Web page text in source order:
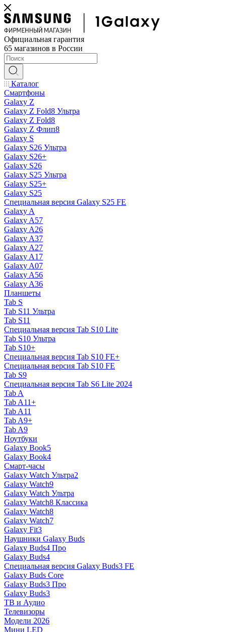
Официальная гарантия
65 магазинов в России
Каталог
Смартфоны
Galaxy Z
Galaxy Z Fold8 Ультра
Galaxy Z Fold8
Galaxy Z Флип8
Galaxy S
Galaxy S26 Ультра
Galaxy S26+
Galaxy S26
Galaxy S25 Ультра
Galaxy S25+
Galaxy S25
Специальная версия Galaxy S25 FE
Galaxy A
Galaxy A57
Galaxy A26
Galaxy A37
Galaxy A27
Galaxy A17
Galaxy A07
Galaxy A56
Galaxy A36
Планшеты
Tab S
Tab S11 Ультра
Tab S11
Специальная версия Tab S10 Lite
Tab S10 Ультра
Tab S10+
Специальная версия Tab S10 FE+
Специальная версия Tab S10 FE
Tab S9
Специальная версия Tab S6 Lite 2024
Tab A
Tab A11+
Tab A11
Tab A9+
Tab A9
Ноутбуки
Galaxy Book5
Galaxy Book4
Смарт-часы
Galaxy Watch Ультра2
Galaxy Watch9
Galaxy Watch Ультра
Galaxy Watch8 Классика
Galaxy Watch8
Galaxy Watch7
Galaxy Fit3
Наушники Galaxy Buds
Galaxy Buds4 Про
Galaxy Buds4
Специальная версия Galaxy Buds3 FE
Galaxy Buds Core
Galaxy Buds3 Про
Galaxy Buds3
ТВ и Аудио
Телевизоры
Модели 2026
Мини LED